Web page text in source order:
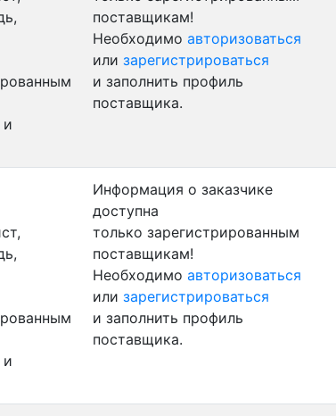
и
поставщикам!
Необходимо авторизоваться
или зарегистрироваться
и заполнить профиль
поставщика.
и
Информация о заказчике
доступна
только зарегистрированным
поставщикам!
Необходимо авторизоваться
или зарегистрироваться
и заполнить профиль
поставщика.